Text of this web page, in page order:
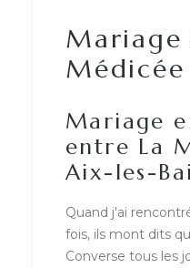
Mariage
Médicée
Mariage
entre La
Aix-les-
Quand j'ai
fois, ils mont dits
Converse tous les